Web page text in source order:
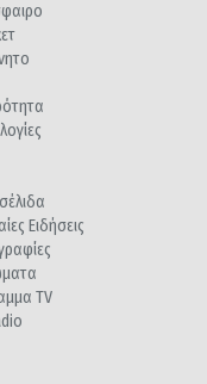
Ειδήσεις
TV